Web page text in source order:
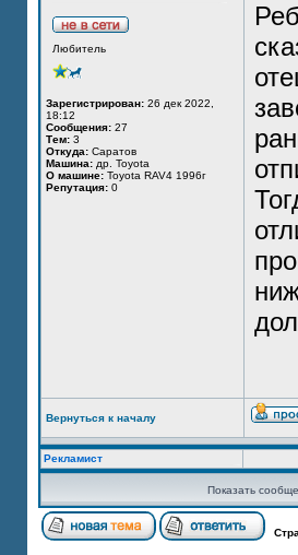
Любитель
Зарегистрирован: 26 дек 2022,
18:12
Сообщения: 27
Тем: 3
Откуда: Саратов
Машина: др. Toyota
О машине: Toyota RAV4 1996г
Репутация: 0
Вернуться к началу
Рекламист
Показать